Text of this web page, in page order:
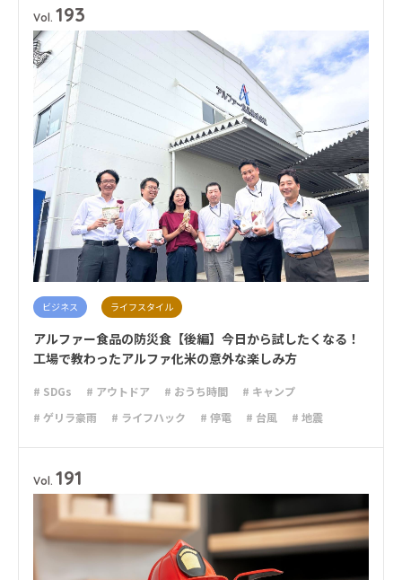
Vol. 193
ビジネス ライフスタイル
アルファー食品の防災食【後編】今日から試したくなる！
工場で教わったアルファ化米の意外な楽しみ方
# SDGs # アウトドア # おうち時間
# キャンプ
# ゲリラ豪雨
# ライフハック # 停電 # 台風
# 地震
# 防災備蓄
Vol. 191